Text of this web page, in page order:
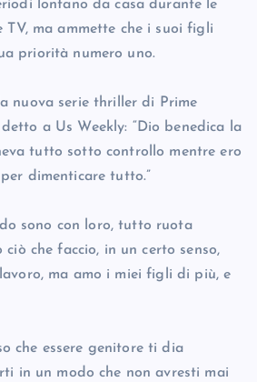
lontano da casa durante le
TV, ma ammette che i suoi figli
priorità numero uno.
nuova serie thriller di Prime
a Us Weekly: “Dio benedica la
tutto sotto controllo mentre ero
dimenticare tutto.”
sono con loro, tutto ruota
ciò che faccio, in un certo senso,
ma amo i miei figli di più, e
che essere genitore ti dia
in un modo che non avresti mai